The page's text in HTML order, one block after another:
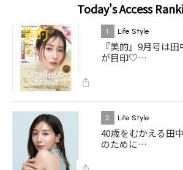
Today's Access
1 Life Style
『美的』9月号は
が目印♡…
2 Life Style
40歳をむかえる田
のために…